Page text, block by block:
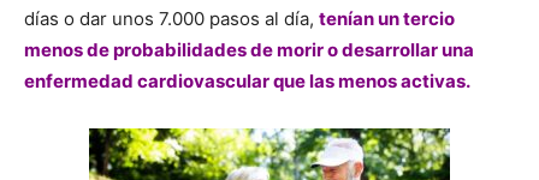
días o dar unos 7.000 pasos al día, tenían un tercio
menos de probabilidades de morir o desarrollar una
enfermedad cardiovascular que las menos activas.